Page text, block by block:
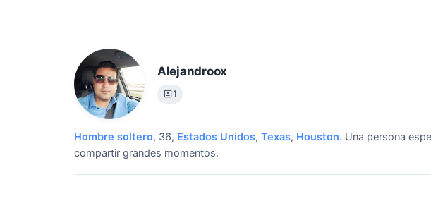
Alejandroox
1
Hombre soltero, 36, Estados Unidos, Texas, Houston. Una persona
compartir grandes momentos.